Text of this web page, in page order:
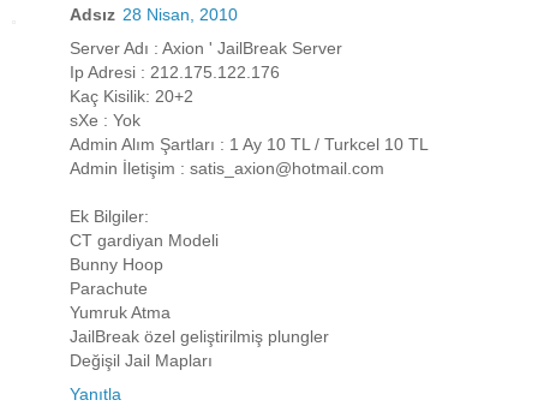
Adsız 28 Nisan, 2010
Server Adı : Axion ' JailBreak Server
Ip Adresi : 212.175.122.176
Kaç Kisilik: 20+2
sXe : Yok
Admin Alım Şartları : 1 Ay 10 TL / Turkcel 10 TL
Admin İletişim : satis_axion@hotmail.com
Ek Bilgiler:
CT gardiyan Modeli
Bunny Hoop
Parachute
Yumruk Atma
JailBreak özel geliştirilmiş plungler
Değişil Jail Mapları
Yanıtla